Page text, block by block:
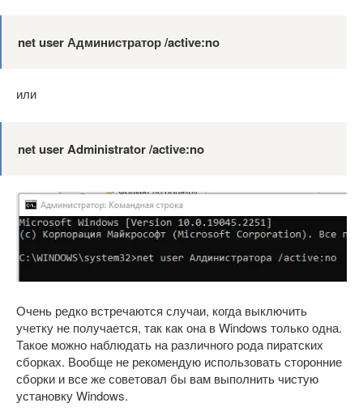
net user Администратор /active:no
или
net user Administrator /active:no
Очень редко встречаются случаи, когда выключить
учетку не получается, так как она в Windows только одна.
Такое можно наблюдать на различного рода пиратских
сборках. Вообще не рекомендую использовать сторонние
сборки и все же советовал бы вам выполнить чистую
установку Windows.